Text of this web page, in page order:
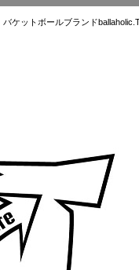
トボールブランド